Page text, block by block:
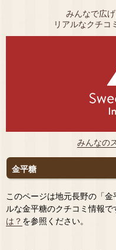
みんなで広
リアルなクチコ
みんなの
金平糖
このページは地元長野の「
ルな金平糖のクチコミ情報で
は？ を参照ください。